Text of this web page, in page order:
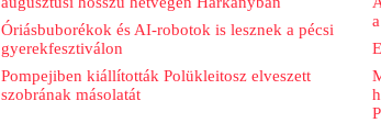
Óriásbuborékok és AI-robotok is lesznek a pécsi
gyerekfesztiválon
Pompejiben kiállították Polükleitosz elveszett
szobrának másolatát